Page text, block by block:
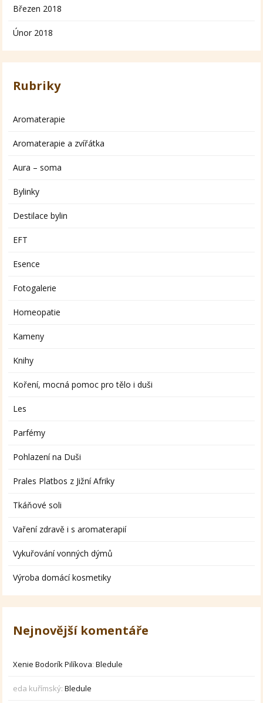
Březen 2018
Únor 2018
Rubriky
Aromaterapie
Aromaterapie a zvířátka
Aura – soma
Bylinky
Destilace bylin
EFT
Esence
Fotogalerie
Homeopatie
Kameny
Knihy
Koření, mocná pomoc pro tělo i duši
Les
Parfémy
Pohlazení na Duši
Prales Platbos z Jižní Afriky
Tkáňové soli
Vaření zdravě i s aromaterapií
Vykuřování vonných dýmů
Výroba domácí kosmetiky
Nejnovější komentáře
Xenie Bodorík Pilíkova:Bledule
eda kuřímský:Bledule